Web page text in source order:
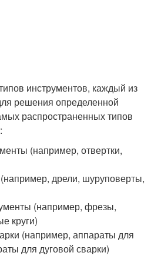
инструментов, каждый из
решения определенной
распространенных типов
(например, отвертки,
дрели, шуруповерты,
(например, фрезы,
круги)
(например, аппараты для
для дуговой сварки)